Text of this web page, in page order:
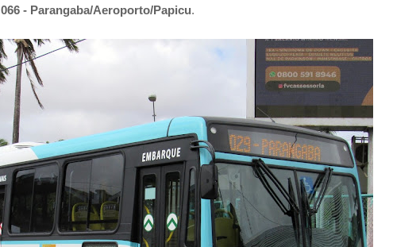
066 - Parangaba/Aeroporto/Papicu.